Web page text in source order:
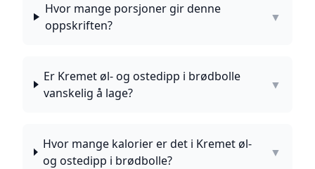
Hvor mange porsjoner gir denne
oppskriften?
▼
Er Kremet øl- og ostedipp i brødbolle
vanskelig å lage?
▼
Hvor mange kalorier er det i Kremet øl-
og ostedipp i brødbolle?
▼